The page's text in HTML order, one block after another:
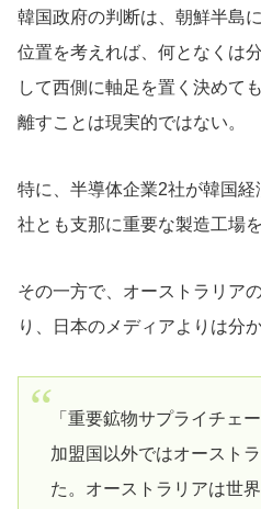
韓国政府の判断は、朝鮮半島
位置を考えれば、何となくは
して西側に軸足を置く決めて
離すことは現実的ではない。
特に、半導体企業2社が韓国
社とも支那に重要な製造工場
その一方で、オーストラリア
り、日本のメディアよりは分
「重要鉱物サプライチェ
加盟国以外ではオースト
た。オーストラリアは世